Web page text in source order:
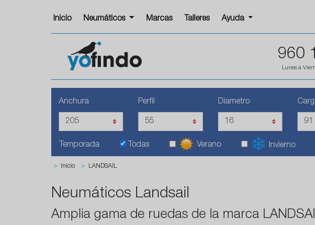
Inicio Neumáticos Marcas Talleres Ayuda
960
Lunes a
Anchura Perfil Diametro
Temporada Todas Verano Invierno
> Inicio > LANDSAIL
Neumáticos Landsail
Amplia gama de ruedas de la marca